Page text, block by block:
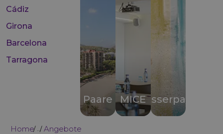
Cádiz
Girona
Barcelona
Tarragona
Paare MICEWasserparks
Home ... Angebote